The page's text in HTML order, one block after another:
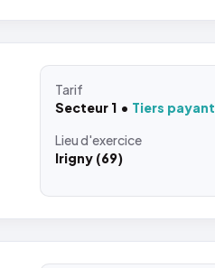
Tarif
Secteur 1
Tiers payant
Lieud'exercice
Irigny (69)